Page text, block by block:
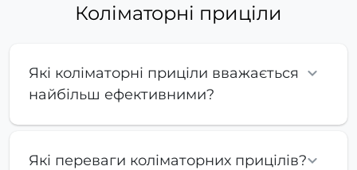
Коліматорні приціли
Які коліматорні приціли вважається
найбільш ефективними?
Які переваги коліматорних прицілів?